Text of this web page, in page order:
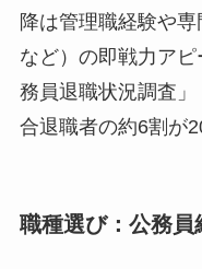
降は管理職経験や
など）の即戦力ア
務員退職状況調査
合退職者の約6割が
職種選び：公務員